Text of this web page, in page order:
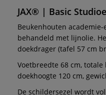
JAX® | Basic
Beukenhouten
behandeld met lijnolie.
doekdrager (tafel 57 cm
Voetbreedte 68 cm,
doekhoogte 120 cm,
De schildersezel wordt